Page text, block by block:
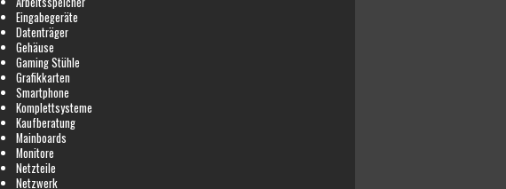
Eingabegeräte
Datenträger
Gehäuse
Gaming Stühle
Grafikkarten
Smartphone
Komplettsysteme
Kaufberatung
Mainboards
Monitore
Netzteile
Netzwerk